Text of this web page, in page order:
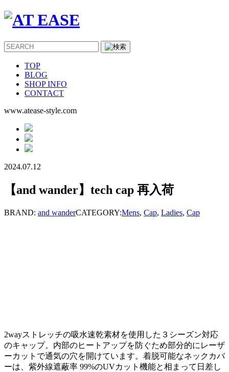
TOP
BLOG
SHOP INFO
CONTACT
www.atease-style.com
2024.07.12
【and wander】tech cap 再入荷
BRAND: and wanderCATEGORY:Mens, Cap, Ladies, Cap
2wayストレッチの吸水速乾素材を使用した３シーズン対応
のキャップ。内部のヒートアップを防ぐため部分的にレーザ
ーカットで通気の穴を開けています。着脱可能なネックカバ
ーは、紫外線遮蔽率 99%のUVカット機能と相まって日差し